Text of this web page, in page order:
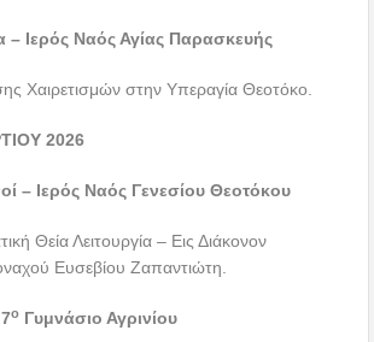
– Ιερός Ναός Αγίας Παρασκευής
Χαιρετισμών στην Υπεραγία Θεοτόκο.
2026
– Ιερός Ναός Γενεσίου Θεοτόκου
Θεία Λειτουργία – Εις Διάκονον
Ευσεβίου Ζαπαντιώτη.
ο Γυμνάσιο Αγρινίου